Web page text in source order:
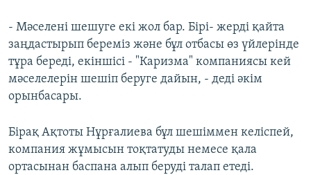
- Мәселені шешуге екі жол бар. Бірі- жерді қайта
заңдастырып береміз және бұл отбасы өз үйлерінде
тұра береді, екіншісі - "Каризма" компаниясы кей
мәселелерін шешіп беруге дайын, - деді әкім
орынбасары.
Бірақ Ақтоты Нұрғалиева бұл шешіммен келіспей,
компания жұмысын тоқтатуды немесе қала
ортасынан баспана алып беруді талап етеді.